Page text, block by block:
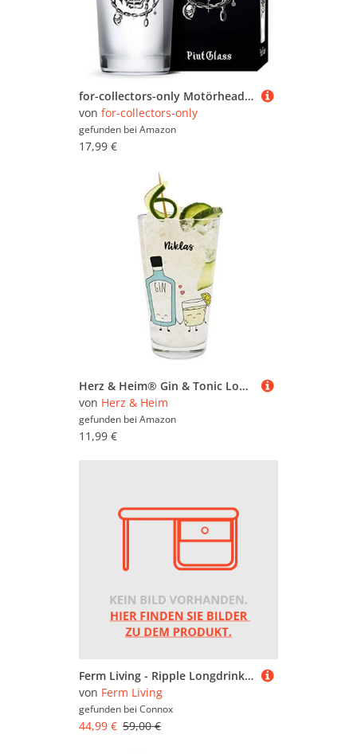
for-collectors-only Motörhead Glas Warpig Logo Bierglas Longdrink Glas XL Trinkglas Frosted Look Pint Glass
von for-collectors-only
gefunden bei Amazon
17,99 €
Herz & Heim® Gin & Tonic Longdrink Glas mit Namen,Motivauswahl, personalisiert (the GIN to my tonic)
von Herz & Heim
gefunden bei Amazon
11,99 €
Ferm Living - Ripple Longdrink-Gläser, frosted (4er-Set)
von Ferm Living
gefunden bei Connox
44,99 € 59,00 €